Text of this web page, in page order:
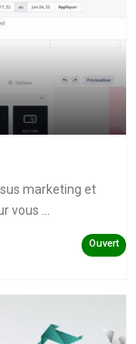
marketing et
vous ...
Ouvert